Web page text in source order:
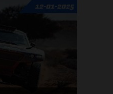
12-01-2025